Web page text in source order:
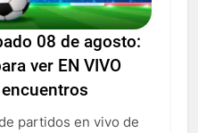
08 de agosto:
ver EN VIVO
partidos en vivo de